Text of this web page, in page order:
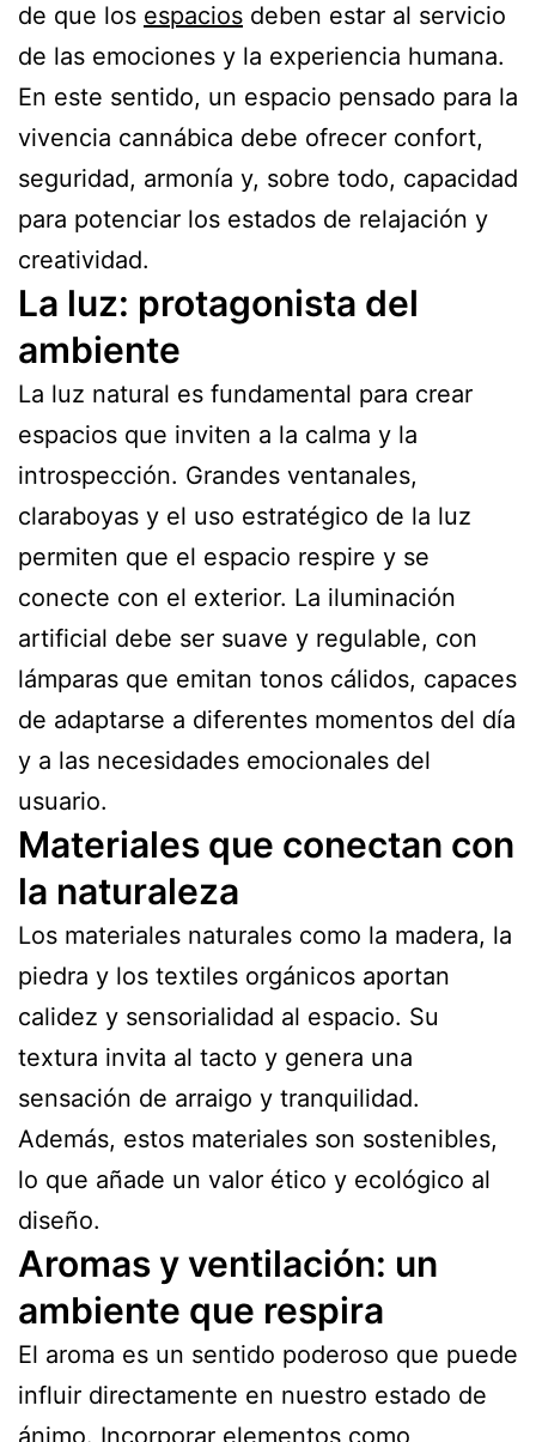
de que los espacios deben estar al servicio
de las emociones y la experiencia humana.
En este sentido, un espacio pensado para la
vivencia cannábica debe ofrecer confort,
seguridad, armonía y, sobre todo, capacidad
para potenciar los estados de relajación y
creatividad.
La luz: protagonista del
ambiente
La luz natural es fundamental para crear
espacios que inviten a la calma y la
introspección. Grandes ventanales,
claraboyas y el uso estratégico de la luz
permiten que el espacio respire y se
conecte con el exterior. La iluminación
artificial debe ser suave y regulable, con
lámparas que emitan tonos cálidos, capaces
de adaptarse a diferentes momentos del día
y a las necesidades emocionales del
usuario.
Materiales que conectan con
la naturaleza
Los materiales naturales como la madera, la
piedra y los textiles orgánicos aportan
calidez y sensorialidad al espacio. Su
textura invita al tacto y genera una
sensación de arraigo y tranquilidad.
Además, estos materiales son sostenibles,
lo que añade un valor ético y ecológico al
diseño.
Aromas y ventilación: un
ambiente que respira
El aroma es un sentido poderoso que puede
influir directamente en nuestro estado de